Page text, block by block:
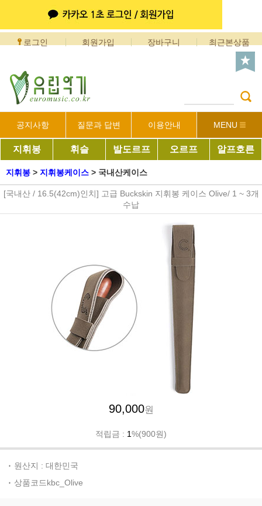
로그인 회원가입 장바구니 최근본상품
공지사항 질문과 답변 이용안내 MENU
지휘봉 휘슬 발도르프 오르프 알프호른
지휘봉 > 지휘봉케이스 > 국내산케이스
[국내산 / 16.5(42cm)인치] 고급 Buckskin 지휘봉 케이스 Olive/ 1 ~ 3개
수납
90,000원
적립금 : 1%(900원)
원산지 : 대한민국
상품코드kbc_Olive